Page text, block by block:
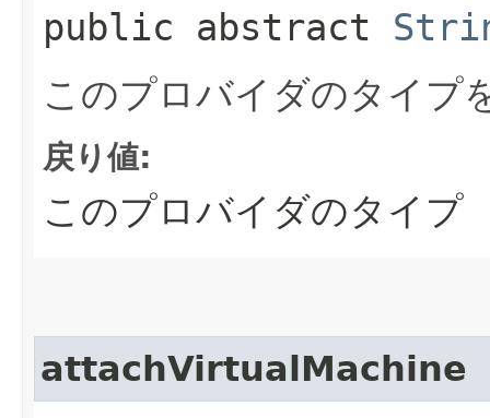
public abstract
このプロバイダのタイプ
戻り値:
このプロバイダのタイプ
attachVirtualMachine